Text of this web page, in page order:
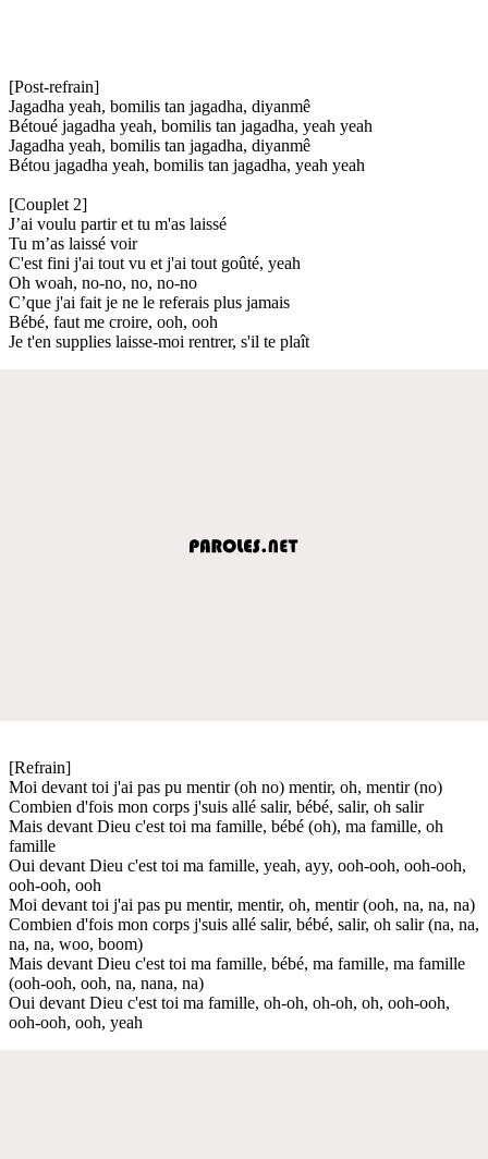
[Post-refrain]
Jagadha yeah, bomilis tan jagadha, diyanmê
Bétoué jagadha yeah, bomilis tan jagadha, yeah yeah
Jagadha yeah, bomilis tan jagadha, diyanmê
Bétou jagadha yeah, bomilis tan jagadha, yeah yeah
[Couplet 2]
J’ai voulu partir et tu m'as laissé
Tu m’as laissé voir
C'est fini j'ai tout vu et j'ai tout goûté, yeah
Oh woah, no-no, no, no-no
C’que j'ai fait je ne le referais plus jamais
Bébé, faut me croire, ooh, ooh
Je t'en supplies laisse-moi rentrer, s'il te plaît
[Refrain]
Moi devant toi j'ai pas pu mentir (oh no) mentir, oh, mentir (no)
Combien d'fois mon corps j'suis allé salir, bébé, salir, oh salir
Mais devant Dieu c'est toi ma famille, bébé (oh), ma famille, oh
famille
Oui devant Dieu c'est toi ma famille, yeah, ayy, ooh-ooh, ooh-ooh,
ooh-ooh, ooh
Moi devant toi j'ai pas pu mentir, mentir, oh, mentir (ooh, na, na, na)
Combien d'fois mon corps j'suis allé salir, bébé, salir, oh salir (na, na,
na, na, woo, boom)
Mais devant Dieu c'est toi ma famille, bébé, ma famille, ma famille
(ooh-ooh, ooh, na, nana, na)
Oui devant Dieu c'est toi ma famille, oh-oh, oh-oh, oh, ooh-ooh,
ooh-ooh, ooh, yeah